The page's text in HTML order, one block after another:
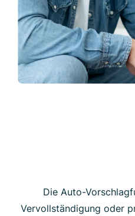
Die Auto-
Vervollständigung oder